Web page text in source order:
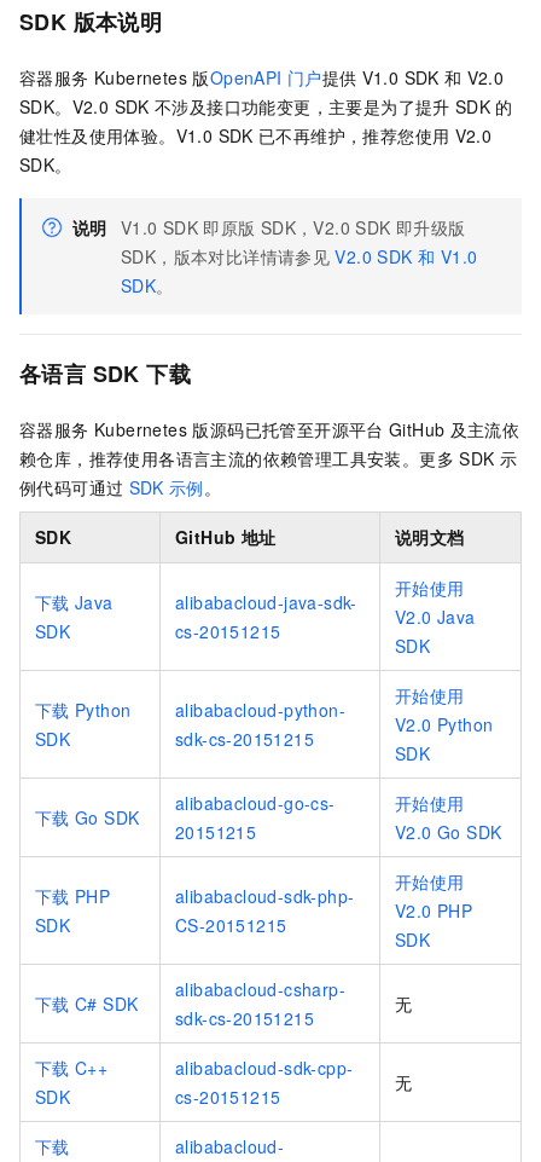
SDK 版本说明
容器服务 Kubernetes 版OpenAPI 门户提供 V1.0 SDK 和 V2.0
SDK。V2.0 SDK 不涉及接口功能变更，主要是为了提升 SDK 的
健壮性及使用体验。V1.0 SDK 已不再维护，推荐您使用 V2.0
SDK。
说明 V1.0 SDK 即原版 SDK，V2.0 SDK 即升级版
SDK，版本对比详情请参见 V2.0 SDK 和 V1.0
SDK。
各语言 SDK 下载
容器服务 Kubernetes 版源码已托管至开源平台 GitHub 及主流依
赖仓库，推荐使用各语言主流的依赖管理工具安装。更多 SDK 示
例代码可通过 SDK 示例。
SDK GitHub 地址 说明文档
下载 Java
SDK
alibabacloud-java-sdk-
cs-20151215
开始使用
V2.0 Java
SDK
下载 Python
SDK
alibabacloud-python-
sdk-cs-20151215
开始使用
V2.0 Python
SDK
下载 Go SDK
alibabacloud-go-cs-
20151215
开始使用
V2.0 Go SDK
下载 PHP
SDK
alibabacloud-sdk-php-
CS-20151215
开始使用
V2.0 PHP
SDK
下载 C# SDK
alibabacloud-csharp-
sdk-cs-20151215
无
下载 C++
SDK
alibabacloud-sdk-cpp-
cs-20151215
无
下载
alibabacloud-